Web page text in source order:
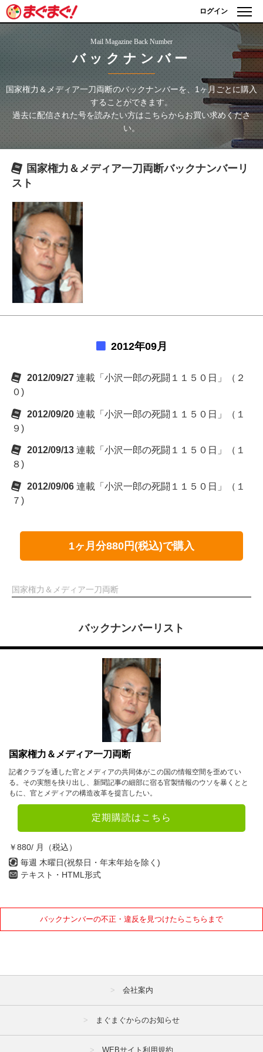
ログイン
Mail Magazine Back Number
バックナンバー
国家権力＆メディア一刀両断のバックナンバーを、1ヶ月ごとに購入
することができます。
過去に配信された号を読みたい方はこちらからお買い求めくださ
い。
国家権力＆メディア一刀両断バックナンバーリ
スト
2012年09月
2012/09/27 連載「小沢一郎の死闘１１５０日」（２
０)
2012/09/20 連載「小沢一郎の死闘１１５０日」（１
９)
2012/09/13 連載「小沢一郎の死闘１１５０日」（１
８)
2012/09/06 連載「小沢一郎の死闘１１５０日」（１
７)
1ヶ月分880円(税込)で購入
国家権力＆メディア一刀両断
バックナンバーリスト
国家権力＆メディア一刀両断
記者クラブを通した官とメディアの共同体がこの国の情報空間を歪めてい
る。その実態を抉り出し、新聞記事の細部に宿る官製情報のウソを暴くとと
もに、官とメディアの構造改革を提言したい。
定期購読はこちら
￥880/ 月（税込）
毎週 木曜日(祝祭日・年末年始を除く)
テキスト・HTML形式
バックナンバーの不正・違反を見つけたらこちらまで
会社案内
まぐまぐからのお知らせ
WEBサイト利用規約